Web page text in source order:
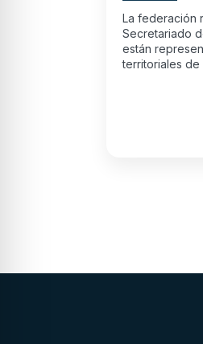
La federación
Secretariado
están
territoriales de